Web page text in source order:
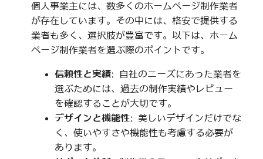
個人事業主には、数多くのホームページ制作業者
が存在しています。その中には、格安で提供する
業者も多く、選択肢が豊富です。以下は、ホーム
ページ制作業者を選ぶ際のポイントです。
信頼性と実績: 自社のニーズにあった業者を
選ぶためには、過去の制作実績やレビュー
を確認することが大切です。
デザインと機能性: 美しいデザインだけでな
く、使いやすさや機能性も考慮する必要が
あります。